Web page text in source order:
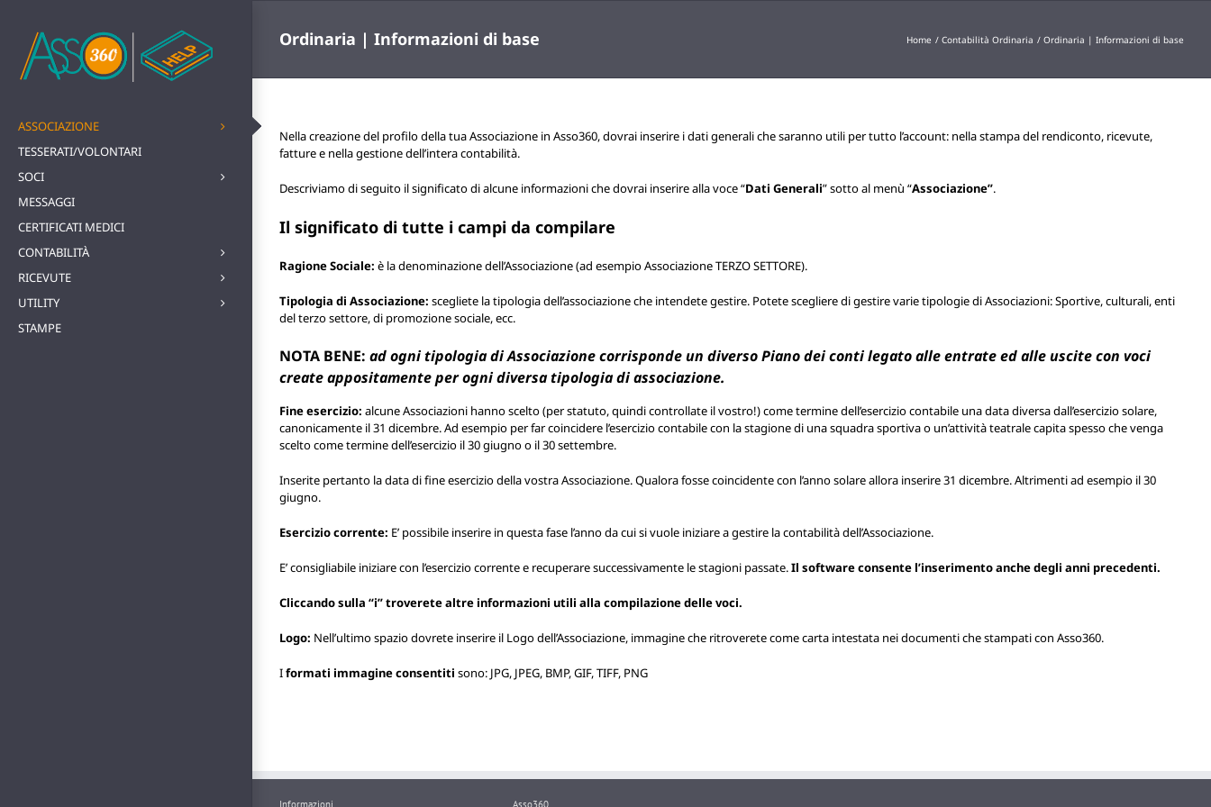
contenuto
ASSOCIAZIONE
TESSERATI/VOLONTARI
SOCI
MESSAGGI
CERTIFICATI MEDICI
CONTABILITÀ
RICEVUTE
UTILITY
STAMPE
Ordinaria | Informazioni di base Home Contabilità Ordinaria Ordinaria | Informazioni di base
Nella creazione del profilo della tua Associazione in Asso360, dovrai inserire i dati generali che saranno utili per tutto l’account: nella stampa del rendiconto, ricevute,
fatture e nella gestione dell’intera contabilità.
Descriviamo di seguito il significato di alcune informazioni che dovrai inserire alla voce “Dati Generali” sotto al menù “Associazione”.
Il significato di tutte i campi da compilare
Ragione Sociale: è la denominazione dell’Associazione (ad esempio Associazione TERZO SETTORE).
Tipologia di Associazione: scegliete la tipologia dell’associazione che intendete gestire. Potete scegliere di gestire varie tipologie di Associazioni: Sportive, culturali, enti
del terzo settore, di promozione sociale, ecc.
NOTA BENE: ad ogni tipologia di Associazione corrisponde un diverso Piano dei conti legato alle entrate ed alle uscite con voci
create appositamente per ogni diversa tipologia di associazione.
Fine esercizio: alcune Associazioni hanno scelto (per statuto, quindi controllate il vostro!) come termine dell’esercizio contabile una data diversa dall’esercizio solare,
canonicamente il 31 dicembre. Ad esempio per far coincidere l’esercizio contabile con la stagione di una squadra sportiva o un’attività teatrale capita spesso che venga
scelto come termine dell’esercizio il 30 giugno o il 30 settembre.
Inserite pertanto la data di fine esercizio della vostra Associazione. Qualora fosse coincidente con l’anno solare allora inserire 31 dicembre. Altrimenti ad esempio il 30
giugno.
Esercizio corrente: E’ possibile inserire in questa fase l’anno da cui si vuole iniziare a gestire la contabilità dell’Associazione.
E’ consigliabile iniziare con l’esercizio corrente e recuperare successivamente le stagioni passate.Il software consente l’inserimento anche degli anni precedenti.
Cliccando sulla “i” troverete altre informazioni utili alla compilazione delle voci.
Logo: Nell’ultimo spazio dovrete inserire il Logo dell’Associazione, immagine che ritroverete come carta intestata nei documenti che stampati con Asso360.
Iformati immagine consentiti sono: JPG, JPEG, BMP, GIF, TIFF, PNG
Informazioni Asso360